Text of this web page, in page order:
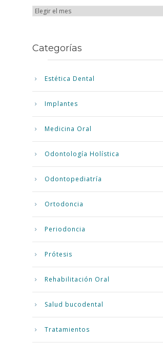
Categorías
Estética Dental
Implantes
Medicina Oral
Odontología Holística
Odontopediatría
Ortodoncia
Periodoncia
Prótesis
Rehabilitación Oral
Salud bucodental
Tratamientos